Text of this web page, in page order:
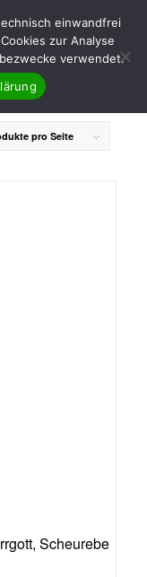
pro Seite
Scheurebe
einwandfrei
zur Analyse
verwendet.